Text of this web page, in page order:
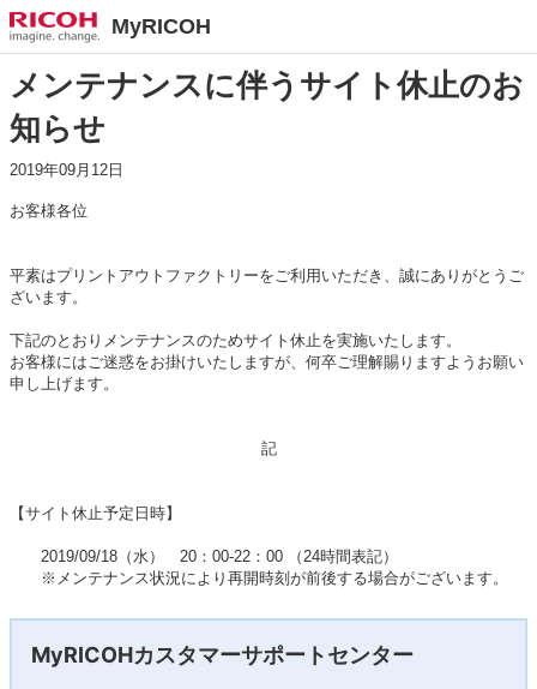
MyRICOH
メンテナンスに伴うサイト休止のお
知らせ
2019年09月12日
お客様各位
平素はプリントアウトファクトリーをご利用いただき、誠にありがとうご
ざいます。
下記のとおりメンテナンスのためサイト休止を実施いたします。
お客様にはご迷惑をお掛けいたしますが、何卒ご理解賜りますようお願い
申し上げます。
記
【サイト休止予定日時】
2019/09/18（水） 20：00‐22：00 （24時間表記）
※メンテナンス状況により再開時刻が前後する場合がございます。
MyRICOHカスタマーサポートセンター